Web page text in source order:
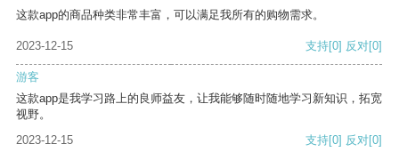
这款app的商品种类非常丰富，可以满足我所有的购物需求。
2023-12-15 支持[0] 反对[0]
游客
这款app是我学习路上的良师益友，让我能够随时随地学习新知识，拓宽
视野。
2023-12-15
支持[0] 反对[0]